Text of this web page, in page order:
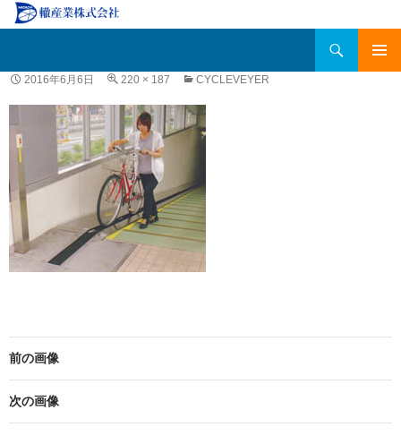
ン
テ
ツ
へ
移
動
2016年6月6日 220 × 187 CYCLEVEYER
前の画像
次の画像